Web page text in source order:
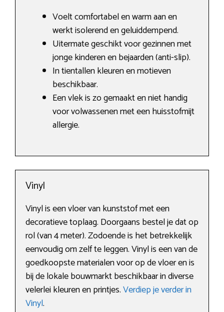
Voelt comfortabel en warm aan en
werkt isolerend en geluiddempend.
Uitermate geschikt voor gezinnen met
jonge kinderen en bejaarden (anti-slip).
In tientallen kleuren en motieven
beschikbaar.
Een vlek is zo gemaakt en niet handig
voor volwassenen met een huisstofmijt
allergie.
Vinyl
Vinyl is een vloer van kunststof met een
decoratieve toplaag. Doorgaans bestel je dat op
rol (van 4 meter). Zodoende is het betrekkelijk
eenvoudig om zelf te leggen. Vinyl is een van de
goedkoopste materialen voor op de vloer en is
bij de lokale bouwmarkt beschikbaar in diverse
velerlei kleuren en printjes.Verdiep je verder in
Vinyl.